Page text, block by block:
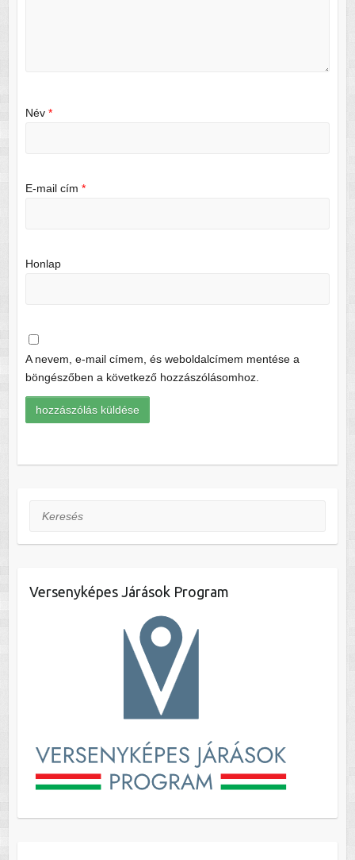
Név *
E-mail cím *
Honlap
A nevem, e-mail címem, és weboldalcímem mentése a
böngészőben a következő hozzászólásomhoz.
Keresés
Versenyképes Járások Program